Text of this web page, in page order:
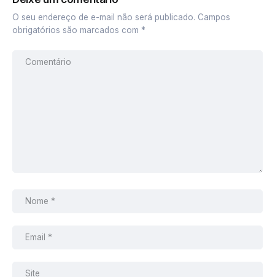
O seu endereço de e-mail não será publicado. Campos
obrigatórios são marcados com *